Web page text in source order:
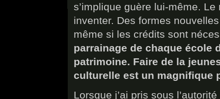
s’implique guère lui-même.
inventer. Des formes
même si les crédits sont
parrainage de chaque école
patrimoine. Faire de la
culturelle est un magnifique
Lorsque j’ai pris sous